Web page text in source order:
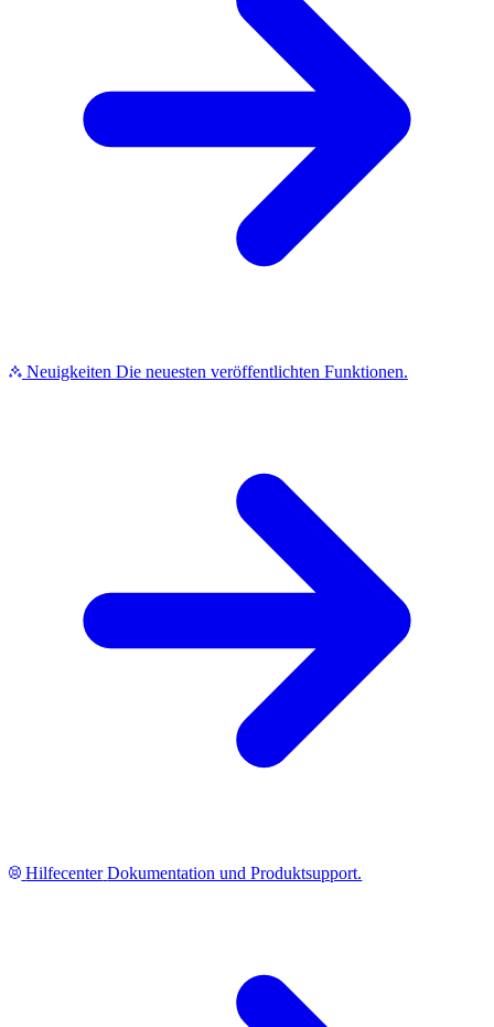
Neuigkeiten Die neuesten veröffentlichten Funktionen.
Hilfecenter Dokumentation und Produktsupport.